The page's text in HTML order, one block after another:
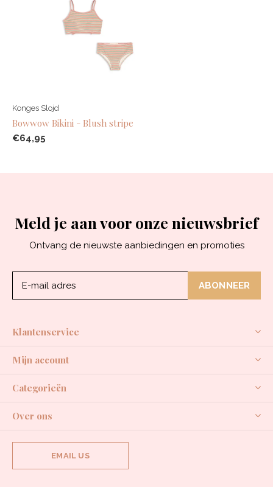
Konges Slojd
Bowwow Bikini - Blush stripe
€64,95
Meld je aan voor onze nieuwsbrief
Ontvang de nieuwste aanbiedingen en promoties
ABONNEER
Klantenservice
Mijn account
Categorieën
Over ons
EMAIL US